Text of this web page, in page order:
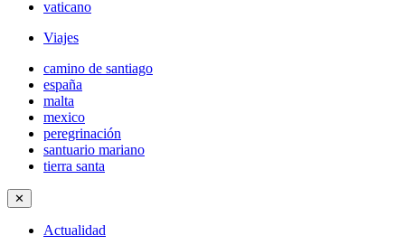
vaticano
Viajes
camino de santiago
españa
malta
mexico
peregrinación
santuario mariano
tierra santa
✕
Actualidad